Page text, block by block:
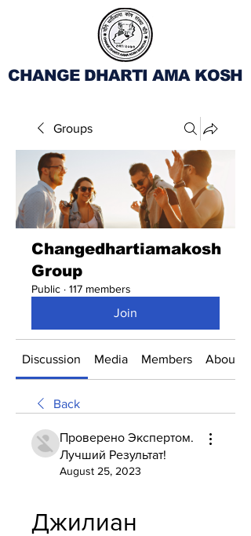
CHANGE DHARTI AMA KOSH
Groups
Changedhartiamakosh
Group
Public · 117 members
Join
Discussion Media Members About
Back
Проверено Экспертом.
Лучший Результат!
August 25, 2023
Джилиан